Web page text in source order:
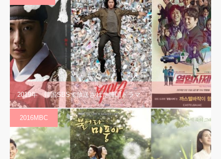
2019年 韓国SBSで放送された韓国ドラマ
2016MBC